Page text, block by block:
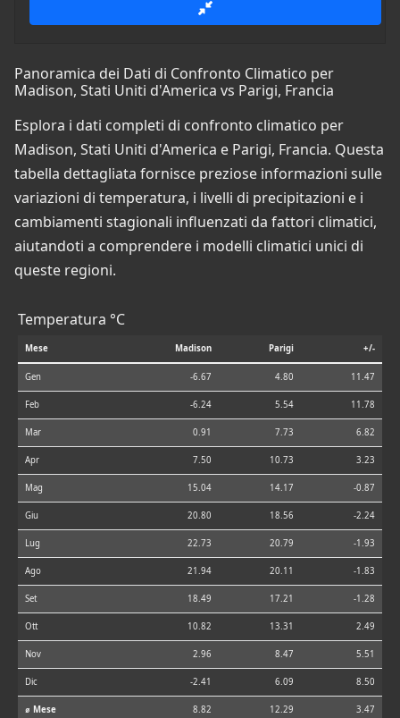
Panoramica dei Dati di Confronto Climatico per
Madison, Stati Uniti d'America vs Parigi, Francia
Esplora i dati completi di confronto climatico per
Madison, Stati Uniti d'America e Parigi, Francia. Questa
tabella dettagliata fornisce preziose informazioni sulle
variazioni di temperatura, i livelli di precipitazioni e i
cambiamenti stagionali influenzati da fattori climatici,
aiutandoti a comprendere i modelli climatici unici di
queste regioni.
Temperatura °C
Mese Madison Parigi +/-
Gen -6.67 4.80 11.47
Feb -6.24 5.54 11.78
Mar 0.91 7.73 6.82
Apr 7.50 10.73 3.23
Mag 15.04 14.17 -0.87
Giu 20.80 18.56 -2.24
Lug 22.73 20.79 -1.93
Ago 21.94 20.11 -1.83
Set 18.49 17.21 -1.28
Ott 10.82 13.31 2.49
Nov 2.96 8.47 5.51
Dic -2.41 6.09 8.50
⌀ Mese 8.82 12.29 3.47